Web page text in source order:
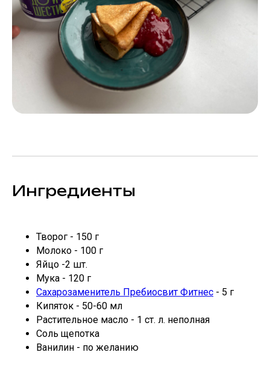
Ингредиенты
Творог - 150 г
Молоко - 100 г
Яйцо -2 шт.
Мука - 120 г
Сахарозаменитель Пребиосвит Фитнес - 5 г
Кипяток - 50-60 мл
Растительное масло - 1 ст. л. неполная
Соль щепотка
Ванилин - по желанию